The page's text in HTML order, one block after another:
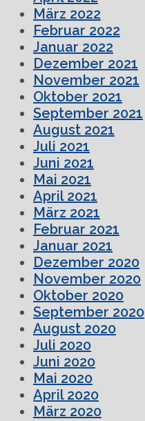
März 2022
Februar 2022
Januar 2022
Dezember 2021
November 2021
Oktober 2021
September 2021
August 2021
Juli 2021
Juni 2021
Mai 2021
April 2021
März 2021
Februar 2021
Januar 2021
Dezember 2020
November 2020
Oktober 2020
September 2020
August 2020
Juli 2020
Juni 2020
Mai 2020
April 2020
März 2020